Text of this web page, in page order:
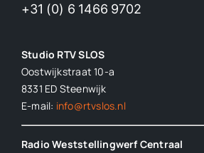
+31 (0) 6 1466 9702
Studio RTV SLOS
Oostwijkstraat 10-a
8331 ED Steenwijk
E-mail: info@rtvslos.nl
Radio Weststellingwerf Centraal